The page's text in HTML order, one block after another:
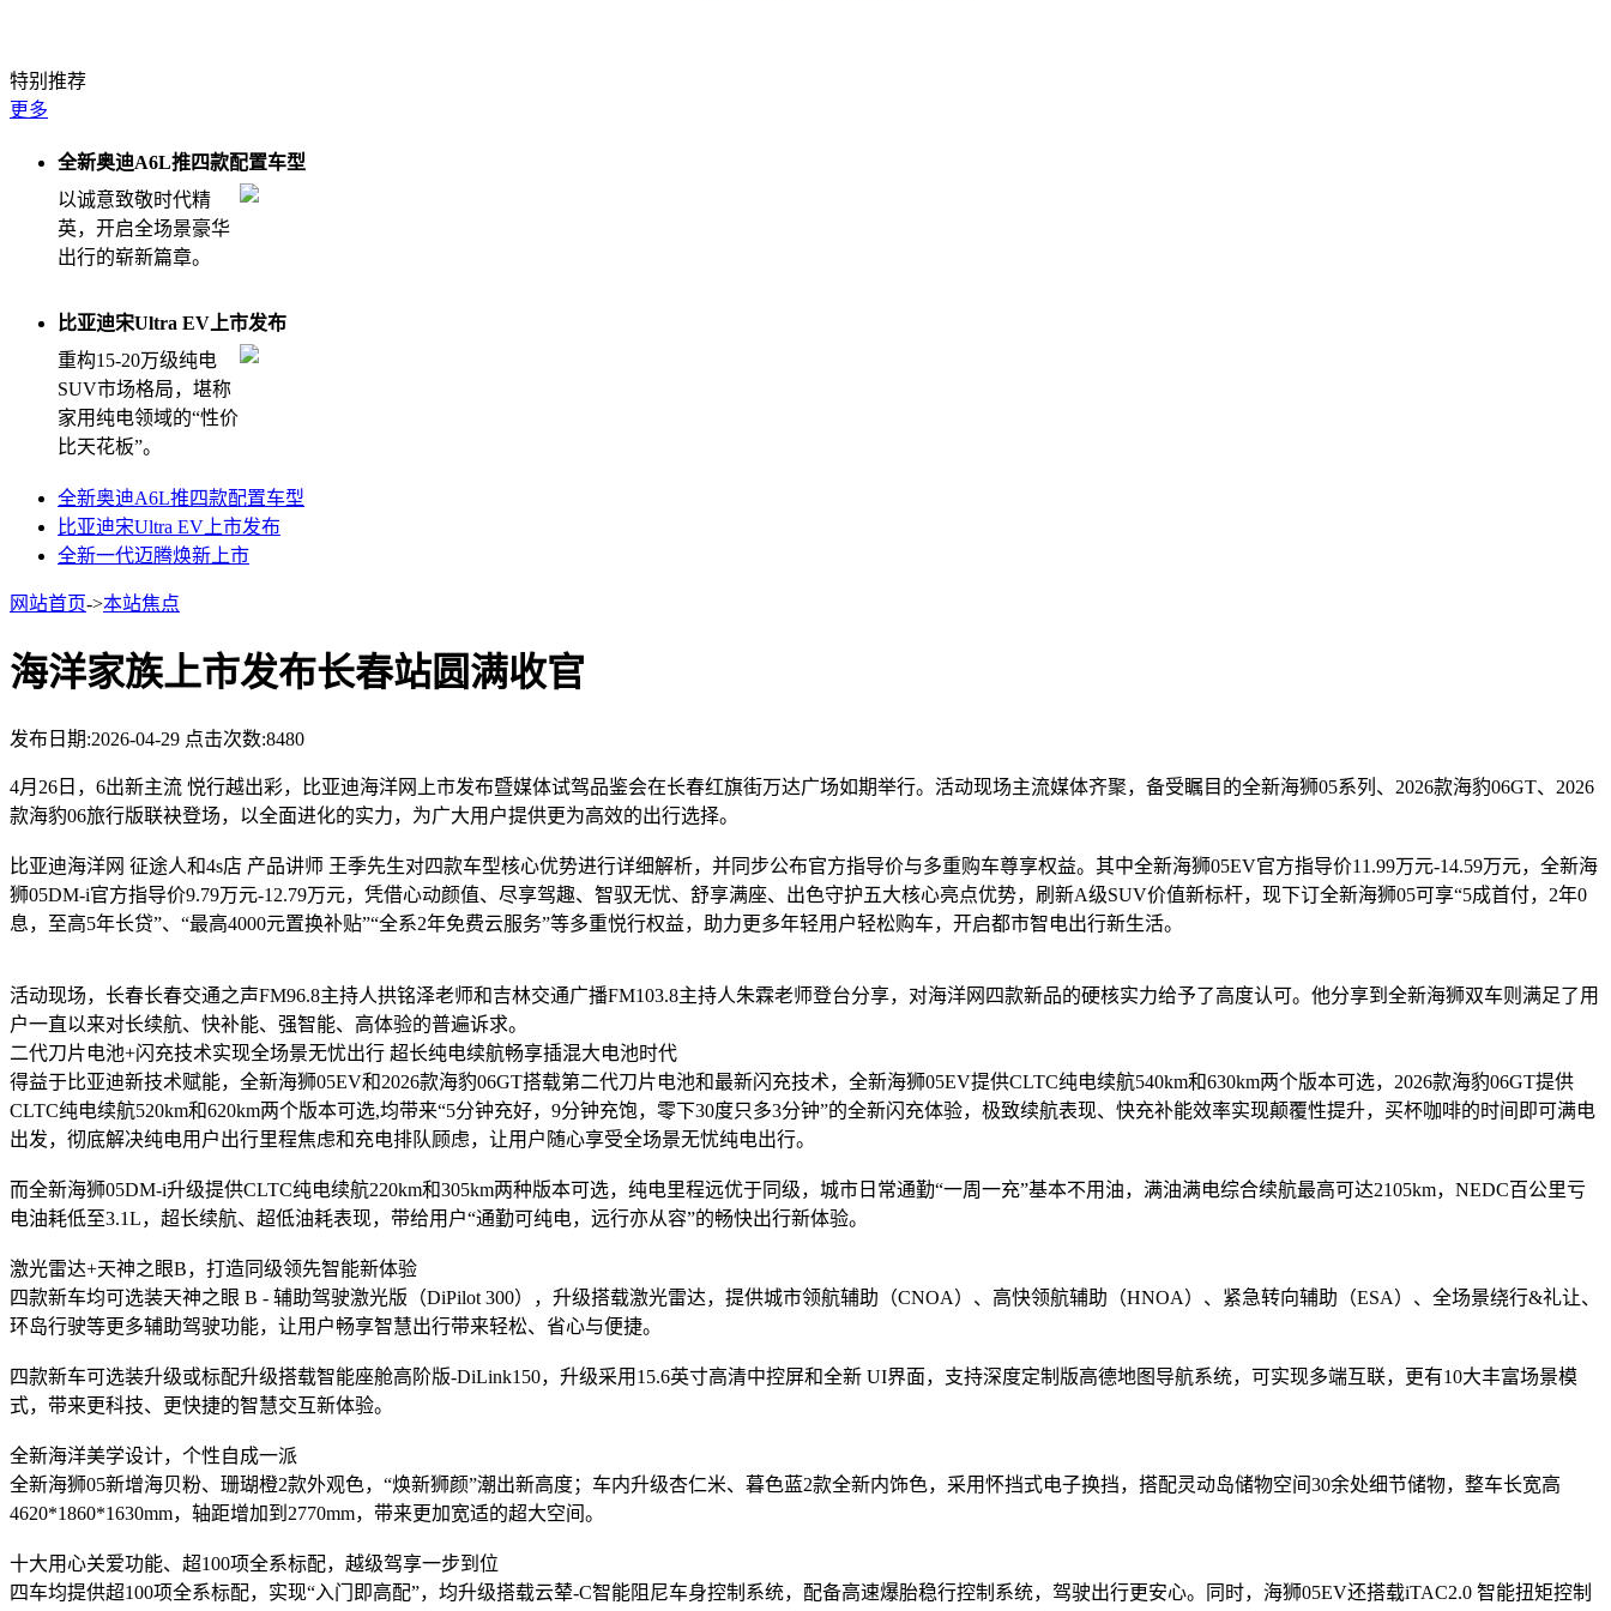
特别推荐
更多
全新奥迪A6L推四款配置车型
以诚意致敬时代精
英，开启全场景豪华
出行的崭新篇章。
比亚迪宋Ultra EV上市发布
重构15-20万级纯电
SUV市场格局，堪称
家用纯电领域的“性价
比天花板”。
全新奥迪A6L推四款配置车型
比亚迪宋Ultra EV上市发布
全新一代迈腾焕新上市
网站首页->本站焦点
海洋家族上市发布长春站圆满收官
发布日期:2026-04-29 点击次数:8480
4月26日，6出新主流 悦行越出彩，比亚迪海洋网上市发布暨媒体试驾品鉴会在长春红旗街万达广场如期举行。活动现场主流媒体齐聚，备受瞩目的全新海狮05系列、2026款海豹06GT、2026
款海豹06旅行版联袂登场，以全面进化的实力，为广大用户提供更为高效的出行选择。
比亚迪海洋网 征途人和4s店 产品讲师 王季先生对四款车型核心优势进行详细解析，并同步公布官方指导价与多重购车尊享权益。其中全新海狮05EV官方指导价11.99万元-14.59万元，全新海
狮05DM-i官方指导价9.79万元-12.79万元，凭借心动颜值、尽享驾趣、智驭无忧、舒享满座、出色守护五大核心亮点优势，刷新A级SUV价值新标杆，现下订全新海狮05可享“5成首付，2年0
息，至高5年长贷”、“最高4000元置换补贴”“全系2年免费云服务”等多重悦行权益，助力更多年轻用户轻松购车，开启都市智电出行新生活。
活动现场，长春长春交通之声FM96.8主持人拱铭泽老师和吉林交通广播FM103.8主持人朱霖老师登台分享，对海洋网四款新品的硬核实力给予了高度认可。他分享到全新海狮双车则满足了用
户一直以来对长续航、快补能、强智能、高体验的普遍诉求。
二代刀片电池+闪充技术实现全场景无忧出行 超长纯电续航畅享插混大电池时代
得益于比亚迪新技术赋能，全新海狮05EV和2026款海豹06GT搭载第二代刀片电池和最新闪充技术，全新海狮05EV提供CLTC纯电续航540km和630km两个版本可选，2026款海豹06GT提供
CLTC纯电续航520km和620km两个版本可选,均带来“5分钟充好，9分钟充饱，零下30度只多3分钟”的全新闪充体验，极致续航表现、快充补能效率实现颠覆性提升，买杯咖啡的时间即可满电
出发，彻底解决纯电用户出行里程焦虑和充电排队顾虑，让用户随心享受全场景无忧纯电出行。
而全新海狮05DM-i升级提供CLTC纯电续航220km和305km两种版本可选，纯电里程远优于同级，城市日常通勤“一周一充”基本不用油，满油满电综合续航最高可达2105km，NEDC百公里亏
电油耗低至3.1L，超长续航、超低油耗表现，带给用户“通勤可纯电，远行亦从容”的畅快出行新体验。
激光雷达+天神之眼B，打造同级领先智能新体验
四款新车均可选装天神之眼 B - 辅助驾驶激光版（DiPilot 300），升级搭载激光雷达，提供城市领航辅助（CNOA）、高快领航辅助（HNOA）、紧急转向辅助（ESA）、全场景绕行&礼让、
环岛行驶等更多辅助驾驶功能，让用户畅享智慧出行带来轻松、省心与便捷。
四款新车可选装升级或标配升级搭载智能座舱高阶版-DiLink150，升级采用15.6英寸高清中控屏和全新 UI界面，支持深度定制版高德地图导航系统，可实现多端互联，更有10大丰富场景模
式，带来更科技、更快捷的智慧交互新体验。
全新海洋美学设计，个性自成一派
全新海狮05新增海贝粉、珊瑚橙2款外观色，“焕新狮颜”潮出新高度；车内升级杏仁米、暮色蓝2款全新内饰色，采用怀挡式电子换挡，搭配灵动岛储物空间30余处细节储物，整车长宽高
4620*1860*1630mm，轴距增加到2770mm，带来更加宽适的超大空间。
十大用心关爱功能、超100项全系标配，越级驾享一步到位
四车均提供超100项全系标配，实现“入门即高配”，均升级搭载云辇-C智能阻尼车身控制系统，配备高速爆胎稳行控制系统，驾驶出行更安心。同时，海狮05EV还搭载iTAC2.0 智能扭矩控制